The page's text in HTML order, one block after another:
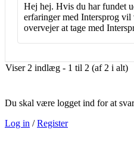
Hej hej. Hvis du har fundet
erfaringer med Intersprog
overvejer at tage med
Viser 2 indlæg - 1 til 2 (af 2 i alt)
Du skal være logget ind for at
Log in /Register